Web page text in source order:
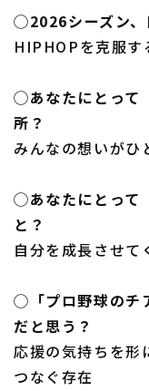
◯2026シーズン、
HIPHOPを克服す
◯あなたにとって
所？
みんなの想いがひ
◯あなたにとっ
と？
自分を成長させて
◯「プロ野球のチ
だと思う？
応援の気持ちを形
つなぐ存在